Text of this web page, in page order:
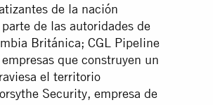
de la nación
parte de las autoridades de
Británica; CGL Pipeline
que construyen un
el territorio
Security, empresa de